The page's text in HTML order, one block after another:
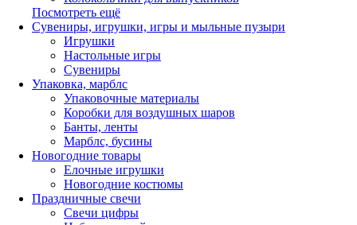
Посмотреть ещё
Сувениры, игрушки, игры и мыльные пузыри
Игрушки
Настольные игры
Сувениры
Упаковка, марблс
Упаковочные материалы
Коробки для воздушных шаров
Банты, ленты
Марблс, бусины
Новогодние товары
Елочные игрушки
Новогодние костюмы
Праздничные свечи
Свечи цифры